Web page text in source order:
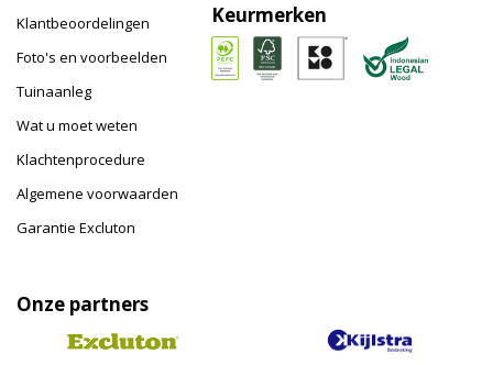
Klantbeoordelingen
Foto's en voorbeelden
Tuinaanleg
Wat u moet weten
Klachtenprocedure
Algemene voorwaarden
Garantie Excluton
Keurmerken
Onze partners